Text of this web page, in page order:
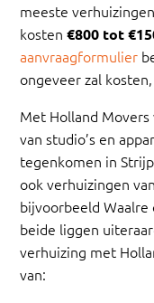
meeste
kosten€800 tot
aanvraagformulier
ongeveer zal
Met Holland
van studio’s en
tegenkomen in
ook verhuizingen
bijvoorbeeld Waalre
beide liggen
verhuizing met
van: